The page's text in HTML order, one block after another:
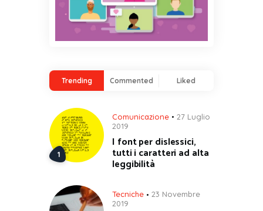
Trending Commented Liked
Comunicazione
27 Luglio
2019
I font per dislessici,
tutti i caratteri ad alta
leggibilità
Tecniche
23 Novembre
2019